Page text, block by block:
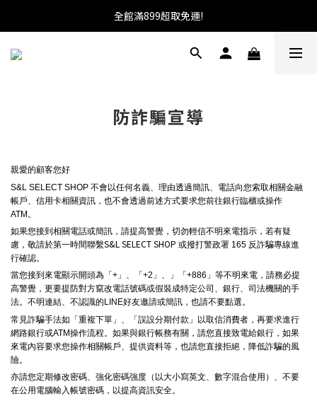
加入會員送100元購物金!馬上就可使用!
全館滿899超取免運!
★找優惠這邊走~★
防詐騙宣導
親愛的顧客您好
S&L SELECT SHOP 不會以任何名義、理由透過簡訊、電話向您索取相關金融
帳戶、信用卡相關資訊，也不會透過前述方式要求您前往銀行臨櫃或操作
ATM。
如果您接到相關電話或簡訊，請提高警覺，切勿輕信不明來電指示，若有疑
慮，敬請於第一時間聯繫S&L SELECT SHOP 或撥打警政署 165 反詐騙專線進
行確認。
當您接到來電顯示開頭為「+」、「+2」、」「+886」等不明來電，請務必提
高警覺，更要提防對方竄改電話號碼或假裝成特定公司、銀行、司法機關的手
法。不明連結、不認識的LINE好友邀請或簡訊，也請不要點選。
常見詐騙手法如「重複下單」、「誤設分期付款」以取信消費者，再要求進行
網路銀行或ATM操作流程。如果與銀行帳務有關，請您直接致電給銀行，如果
來電內容要求您操作相關帳戶、提供資料等，也請您直接拒絕，降低詐騙的風
險。
亦請您定期修改密碼、強化密碼強度（以大小寫英文、數字混合使用）、不要
在公用電腦輸入帳號密碼，以提高資訊安全。